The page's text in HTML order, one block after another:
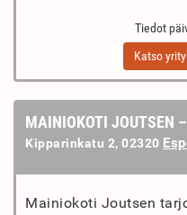
Tiedot
Katso
MAINIOKOTI JOUTSEN
Kipparinkatu 2, 02320
Mainiokoti Joutsen